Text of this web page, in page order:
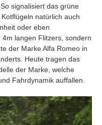
signalisiert das grüne
natürlich auch
oder eben
langen Flitzers, sondern
der Marke Alfa Romeo in
Heute tragen das
der Marke, welche
Fahrdynamik auffallen.